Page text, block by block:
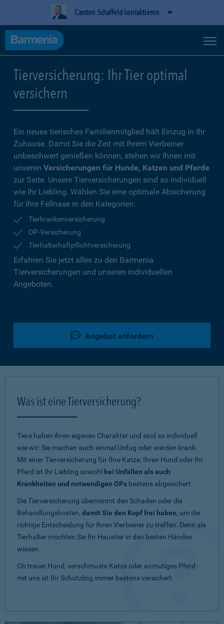
Carsten Schaffeld kontaktieren
Tierversicherung: Ihr Tier optimal
versichern
Ein neues tierisches Familienmitglied hält Einzug in Ihr
Zuhause. Damit Sie die Zeit mit Ihrem Vierbeiner
unbeschwert genießen können, stehen wir Ihnen mit
unseren Versicherungen für Hunde, Katzen und Pferde
zur Seite. Unsere Tierversicherungen sind so individuell
wie Ihr Liebling. Wählen Sie eine optimale Absicherung
für Ihre Fellnase in den Kategorien:
Tierkrankenversicherung
OP-Versicherung
Tierhalterhaftpflichtversicherung
Erfahren Sie jetzt alles zu den Barmenia
Tierversicherungen und unseren individuellen
Angeboten.
Angebot anfordern
Was ist eine Tierversicherung?
Tiere haben ihren eigenen Charakter und sind so individuell
wie wir: Sie machen auch einmal Unfug oder werden krank.
Mit einer Tierversicherung für Ihre Katze, Ihren Hund oder Ihr
Pferd ist Ihr Liebling sowohl
bei Unfällen als auch
Krankheiten und notwendigen OPs bestens abgesichert.
Die Tierversicherung übernimmt den Schaden oder die
Behandlungskosten, damit Sie den Kopf frei haben, um die
richtige Entscheidung für Ihren Vierbeiner zu treffen. Denn als
Tierhalter möchten Sie Ihr Haustier in den besten Händen
wissen.
Ob treuer Hund, verschmuste Katze oder anmutiges Pferd -
mit uns ist Ihr Schützling immer bestens versichert.